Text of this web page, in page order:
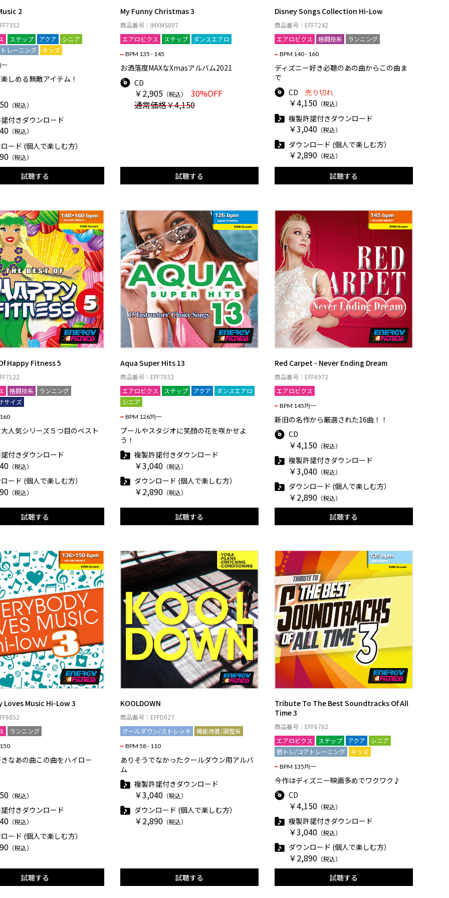
2
ステップ アクア
シニア
レーニング
キッズ
一
しめる無敵アイテム！
（税込）
付きダウンロード
（税込）
ード (個人で楽しむ方）
（税込）
試聴する
My Funny Christmas 3
商品番号：IMXMS007
エアロビクス
ステップ ダンスエアロ
BPM 135 - 145
お洒落度MAXなXmasアルバム2021
CD
￥2,905 （税込）
30%OFF
通常価格￥4,150
試聴する
Disney Songs Collection Hi-Low
商品番号：EFF7242
エアロビクス
格闘技系 ランニング
BPM 140 - 160
ディズニー好き必聴のあの曲からこの曲ま
で
CD
売り切れ
￥4,150 （税込）
複製許諾付きダウンロード
￥3,040 （税込）
ダウンロード (個人で楽しむ方）
￥2,890 （税込）
試聴する
Happy Fitness 5
格闘技系
ランニング
サイズ
人気シリーズ５つ目のベスト
付きダウンロード
（税込）
ード (個人で楽しむ方）
（税込）
試聴する
Aqua Super Hits 13
商品番号：EFF7032
エアロビクス
ステップ アクア
ダンスエアロ
シニア
BPM 126均一
プールやスタジオに笑顔の花を咲かせよ
う！
複製許諾付きダウンロード
￥3,040 （税込）
ダウンロード (個人で楽しむ方）
￥2,890 （税込）
試聴する
Red Carpet - Never Ending Dream
商品番号：EFF6972
エアロビクス
BPM 145均一
新旧の名作から厳選された16曲！！
CD
￥4,150 （税込）
複製許諾付きダウンロード
￥3,040 （税込）
ダウンロード (個人で楽しむ方）
￥2,890 （税込）
試聴する
Loves Music Hi-Low 3
ランニング
なあの曲この曲をハイロー
（税込）
付きダウンロード
（税込）
ード (個人で楽しむ方）
（税込）
試聴する
KOOLDOWN
商品番号：EFFD027
クールダウン/ストレッチ
機能改善/調整系
BPM 58 - 110
ありそうでなかったクールダウン用アルバ
ム
複製許諾付きダウンロード
￥3,040 （税込）
ダウンロード (個人で楽しむ方）
￥2,890 （税込）
試聴する
Tribute To The Best Soundtracks Of All
Time 3
商品番号：EFF6782
エアロビクス
ステップ アクア
シニア
筋トレ/コアトレーニング
キッズ
BPM 135均一
今作はディズニー映画多めでワクワク♪
CD
￥4,150 （税込）
複製許諾付きダウンロード
￥3,040 （税込）
ダウンロード (個人で楽しむ方）
￥2,890 （税込）
試聴する